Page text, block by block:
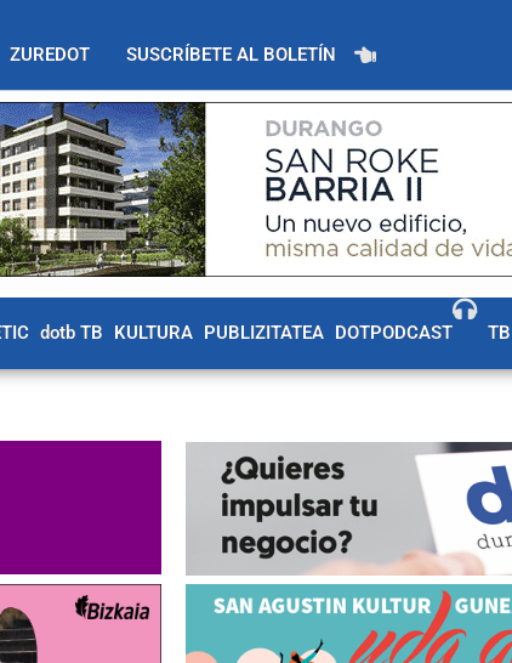
ZUREDOT SUSCRÍBETE AL BOLETÍN
dotb TB KULTURA PUBLIZITATEA DOTPODCAST